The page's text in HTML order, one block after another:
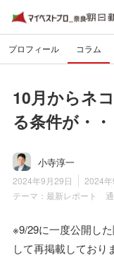
プロフィール コラム
10月からネ
る条件が・
小寺淳一
2024年9月29日
2024
テーマ： 最新レポート
※9/29に一度公開し
して再掲載しており